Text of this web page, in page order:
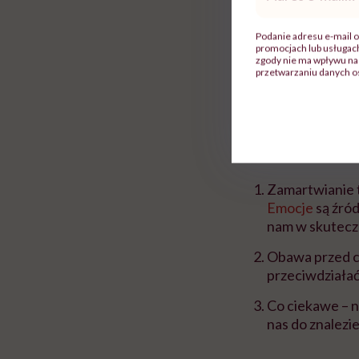
którzy obawiali się
sobie, że
W swojej pracy
Zamartwianie
Emocje są
nam w
Obawa przed
Co ciekawe –
nas do
mail*
Podanie adresu e-mail
promocjach lub
zgody nie ma wpływu
przetwarzaniu danych